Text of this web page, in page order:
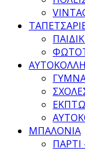
ΜΠΑΛΟΝΙΑ
ΠΑΡΤΙ